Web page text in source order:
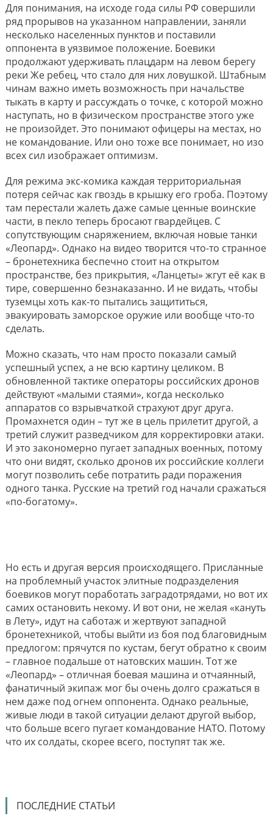
Для понимания, на исходе года силы РФ совершили
ряд прорывов на указанном направлении, заняли
несколько населенных пунктов и поставили
оппонента в уязвимое положение. Боевики
продолжают удерживать плацдарм на левом берегу
реки Же pебец, что стало для них ловушкой. Штабным
чинам важно иметь возможность при начальстве
тыкать в карту и рассуждать о точке, с которой можно
наступать, но в физическом пространстве этого уже
не произойдет. Это понимают офицеры на местах, но
не командование. Или оно тоже все понимает, но изо
всех сил изображает оптимизм.
Для режима экс-комика каждая территориальная
потеря сейчас как гвоздь в крышку его гроба. Поэтому
там перестали жалеть даже самые ценные воинские
части, в пекло теперь бросают гвардейцев. С
сопутствующим снаряжением, включая новые танки
«Леопард». Однако на видео творится что-то странное
– бронетехника беспечно стоит на открытом
пространстве, без прикрытия, «Ланцеты» жгут её как в
тире, совершенно безнаказанно. И не видать, чтобы
туземцы хоть как-то пытались защититься,
эвакуировать заморское оружие или вообще что-то
сделать.
Можно сказать, что нам просто показали самый
успешный успех, а не всю картину целиком. В
обновленной тактике операторы российских дронов
действуют «малыми стаями», когда несколько
аппаратов со взрывчаткой страхуют друг друга.
Промахнется один – тут же в цель прилетит другой, а
третий служит разведчиком для корректировки атаки.
И это закономерно пугает западных военных, потому
что они видят, сколько дронов их российские коллеги
могут позволить себе потратить ради поражения
одного танка. Русские на третий год начали сражаться
«по-богатому».
Но есть и другая версия происходящего. Присланные
на проблемный участок элитные подразделения
боевиков могут поработать заградотрядами, но вот их
самих остановить некому. И вот они, не желая «кануть
в Лету», идут на саботаж и жертвуют западной
бронетехникой, чтобы выйти из боя под благовидным
предлогом: прячутся по кустам, бегут обратно к своим
– главное подальше от натовских машин. Тот же
«Леопард» – отличная боевая машина и отчаянный,
фанатичный экипаж мог бы очень долго сражаться в
нем даже под огнем оппонента. Однако реальные,
живые люди в такой ситуации делают другой выбор,
что больше всего пугает командование НАТО. Потому
что их солдаты, скорее всего, поступят так же.
ПОСЛЕДНИЕ СТАТЬИ